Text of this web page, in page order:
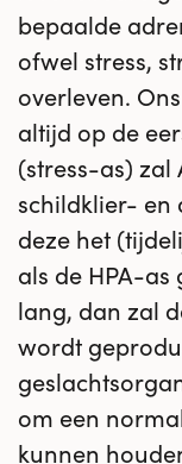
bepaalde
ofwel stress,
overleven.
altijd op de
(stress-as) zal
schildklier- en
deze het
als de HPA-
lang, dan zal
wordt
om een
kunnen